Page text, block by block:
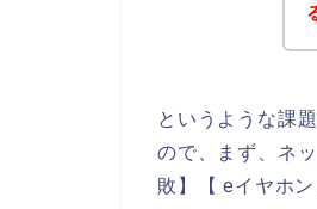
というような課
ので、まず、ネ
敗】【 eイヤホ